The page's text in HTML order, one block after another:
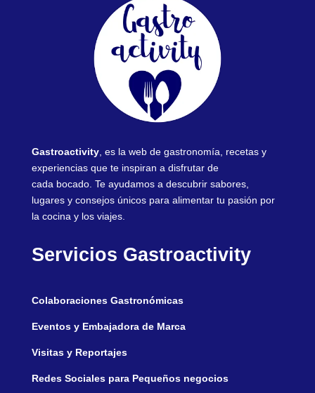
Gastroactivity, es la web de gastronomía, recetas y
experiencias que te inspiran a disfrutar de
cada bocado. Te ayudamos a descubrir sabores,
lugares y consejos únicos para alimentar tu pasión por
la cocina y los viajes.
Servicios Gastroactivity
Colaboraciones Gastronómicas
Eventos y Embajadora de Marca
Visitas y Reportajes
Redes Sociales para Pequeños negocios